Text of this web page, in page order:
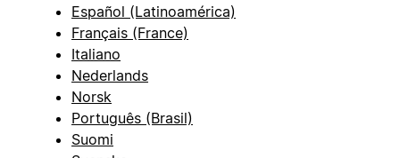
Español (Latinoamérica)
Français (France)
Italiano
Nederlands
Norsk
Português (Brasil)
Suomi